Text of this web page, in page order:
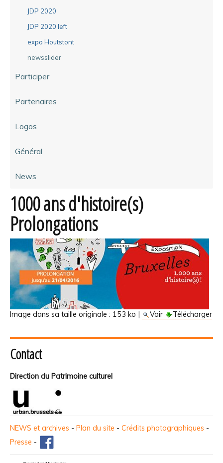
JDP 2020
JDP 2020 left
expo Houtstont
newsslider
Participer
Partenaires
Logos
Général
News
1000 ans d'histoire(s)
Prolongations
Image dans sa taille originale : 153 ko | Voir Télécharger
Contact
Direction du Patrimoine culturel
NEWS et archives - Plan du site - Crédits photographiques -
Presse -